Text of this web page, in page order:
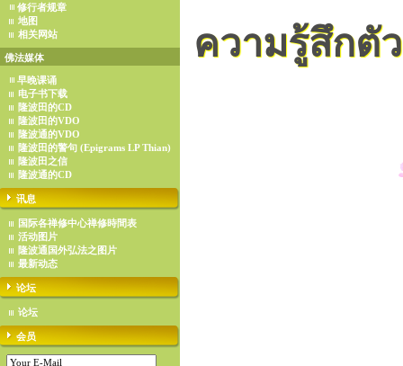
修行者规章
地图
相关网站
佛法媒体
早晚课诵
电子书下载
隆波田的CD
隆波田的VDO
隆波通的VDO
隆波田的警句 (Epigrams LP Thian)
隆波田之信
隆波通的CD
讯息
国际各禅修中心禅修時間表
活动图片
隆波通国外弘法之图片
最新动态
论坛
论坛
会员
ความรู้สึกตัว